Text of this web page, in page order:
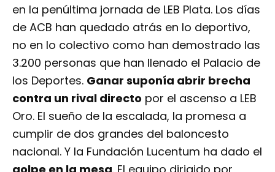
en la penúltima jornada de LEB Plata. Los días
de ACB han quedado atrás en lo deportivo,
no en lo colectivo como han demostrado las
3.200 personas que han llenado el Palacio de
los Deportes. Ganar suponía abrir brecha
contra un rival directo por el ascenso a LEB
Oro. El sueño de la escalada, la promesa a
cumplir de dos grandes del baloncesto
nacional. Y la Fundación Lucentum ha dado el